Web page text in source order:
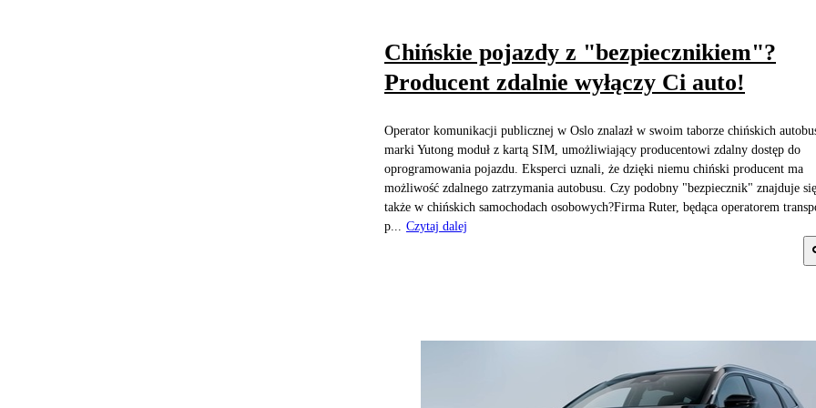
Chińskie pojazdy z "bezpiecznikiem"?
Producent zdalnie wyłączy Ci auto!
Operator komunikacji publicznej w Oslo znalazł w swoim taborze chińskich
marki Yutong moduł z kartą SIM, umożliwiający producentowi zdalny dostęp do
oprogramowania pojazdu. Eksperci uznali, że dzięki niemu chiński producent ma
możliwość zdalnego zatrzymania autobusu. Czy podobny "bezpiecznik" znajduje się
także w chińskich samochodach osobowych?Firma Ruter, będąca operatorem
p...
Czytaj dalej